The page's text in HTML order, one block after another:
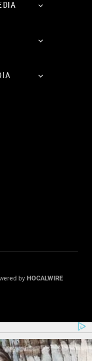
by HOCALWIRE